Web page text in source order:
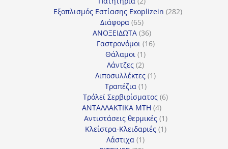
προϊόντα
Εξοπλισμός Εστίασης Exoplizein 282282
Διάφορα 6565
προϊόντα
ΑΝΟΞΕΙΔΩΤΑ 3636
προϊόντα
Γαστρονόμοι 1616
Θάλαμοι 11
προϊόν
Λάντζες 22
προϊόντα
Λιποσυλλέκτες 11
Τραπέζια 11
προϊόν
Τρόλεϊ Σερβιρίσματος 66
ΑΝΤΑΛΛΑΚΤΙΚΑ MTH 44
προϊόντα
Αντιστάσεις θερμικές 11
προϊόν
Κλείστρα-Κλειδαριές 11
Λάστιχα 11